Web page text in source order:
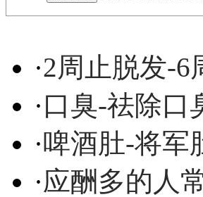
·2周止脱发-6
·口臭-祛除口
·啤酒肚-将军
·应酬多的人